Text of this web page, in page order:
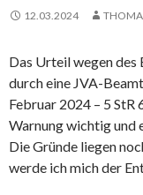
12.03.2024
Das Urteil wegen
durch eine JVA-
Februar 2024 – 5 StR
Warnung wichtig und
Die Gründe liegen
werde ich mich der